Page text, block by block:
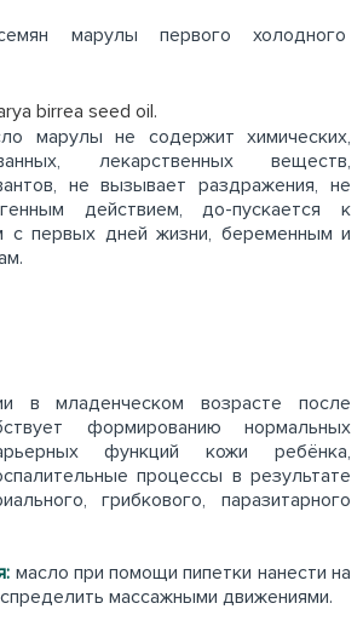
марулы первого холодного
birrea seed oil.
марулы не содержит химических,
лекарственных веществ,
не вызывает раздражения, не
действием, до-пускается к
с первых дней жизни, беременным и
в младенческом возрасте после
формированию нормальных
функций кожи ребёнка,
процессы в результате
грибкового, паразитарного
масло при помощи пипетки нанести на
массажными движениями.